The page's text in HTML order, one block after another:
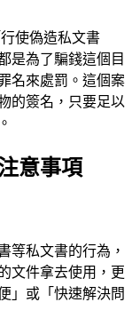
使偽造私文書
是為了騙錢這個目
名來處罰。這個案
的簽名，只要足以
意事項
等私文書的行為，
文件拿去使用，更
」或「快速解決問